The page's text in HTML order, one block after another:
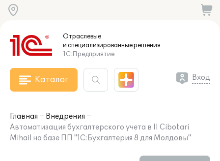
Отраслевые
и специализированныерешения
1С:Предприятие
Каталог Вход
Главная
Внедрения
Автоматизация бухгалтерского учета в II Cibotari
Mihail на базе ПП "1С:Бухгалтерия 8 для Молдовы"